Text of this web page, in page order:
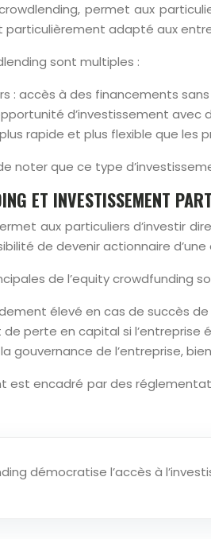
permet aux
particulièrement adapté aux
sont multiples :
: accès à des financements
d’investissement
rapide et plus flexible que les
noter que ce type
ET INVESTISSEMENT
aux particuliers d’investir
de devenir actionnaire
de l’equity crowdfunding
élevé en cas de succès de
perte en capital si l’entreprise
gouvernance de l’entreprise,
est encadré par des
démocratise l’accès à